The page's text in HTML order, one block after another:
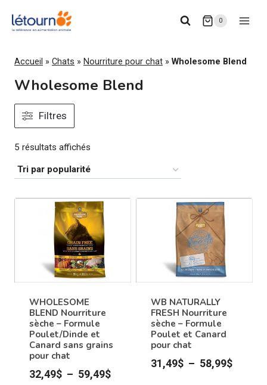
0
Accueil » Chats » Nourriture pour chat » Wholesome Blend
Wholesome Blend
Filtres
5 résultats affichés
WHOLESOME
BLEND Nourriture
sèche – Formule
Poulet/Dinde et
Canard sans grains
pour chat
32,49$ – 59,49$Plage
WB NATURALLY
FRESH Nourriture
sèche – Formule
Poulet et Canard
pour chat
31,49$ – 58,99$Plage